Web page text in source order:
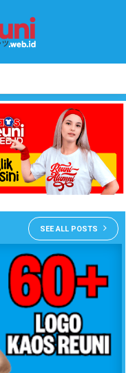
SEE ALL POSTS